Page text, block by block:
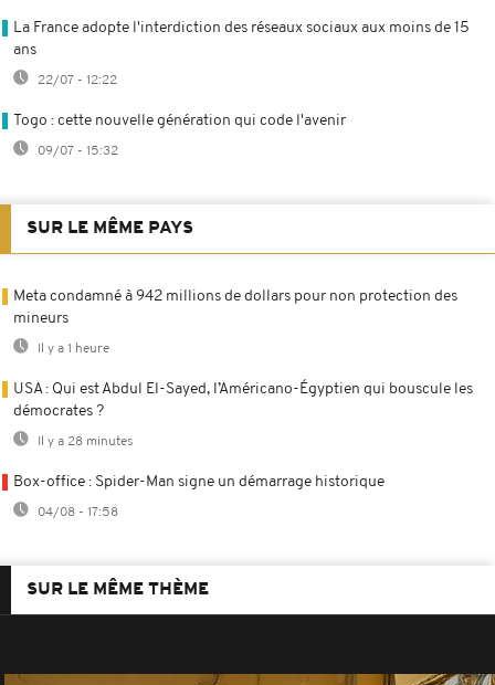
La France adopte l'interdiction des réseaux sociaux aux moins de 15
ans
22/07 - 12:22
Togo : cette nouvelle génération qui code l'avenir
09/07 - 15:32
SUR LE MÊME PAYS
Meta condamné à 942 millions de dollars pour non protection des
mineurs
Il y a 1 heure
USA : Qui est Abdul El-Sayed, l’Américano-Égyptien qui bouscule les
démocrates ?
Il y a 28 minutes
Box-office : Spider-Man signe un démarrage historique
04/08 - 17:58
SUR LE MÊME THÈME